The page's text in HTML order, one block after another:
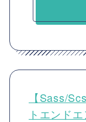
【Sass/
トエンド